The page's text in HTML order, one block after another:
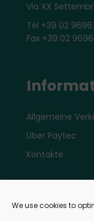
We use cookies to
Via XX
Tel +39 02 9696
Fax +39 02 9696
Allgemeine
Über Paytec
Kontakte
Konto